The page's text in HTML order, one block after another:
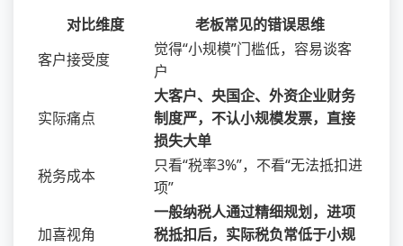
对比维度
老板常见的错误思维
客户接受度
觉得“小规模”门槛低，容易谈客
户
实际痛点
大客户、央国企、外资企业财务
制度严，不认小规模发票，直接
损失大单
税务成本
只看“税率3%”，不看“无法抵扣进
项”
加喜视角
一般纳税人通过精细规划，进项
税抵扣后，实际税负常低于小规